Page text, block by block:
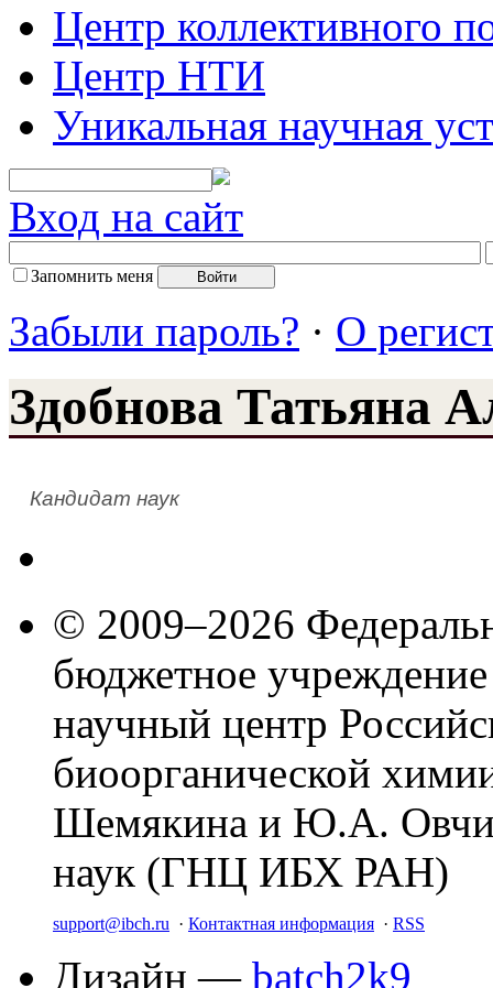
Центр коллективного
Центр НТИ
Уникальная научная
Вход на сайт
Запомнить меня
Забыли пароль? · О
Здобнова Татьяна
Кандидат наук
© 2009–2026
бюджетное
научный центр
биоорганической
Шемякина и Ю.А.
наук (ГНЦ ИБХ РАН)
support@ibch.ru · Контактная информация · RSS
Дизайн — batch2k9